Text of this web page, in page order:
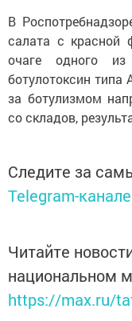
В
салата с красной
очаге одного
ботулотоксин типа
за ботулизмом
со складов,
Следите за
Telegram-канале
Читайте
национальном
https://max.ru/